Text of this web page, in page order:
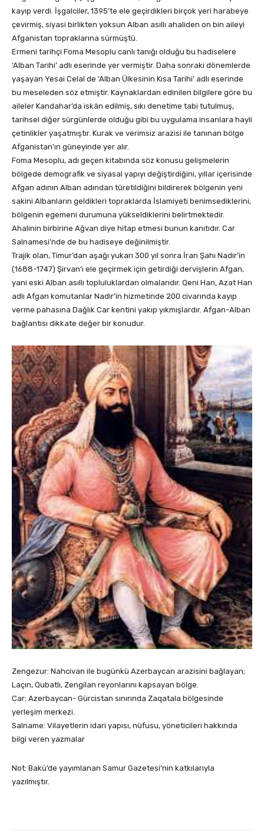
kayıp verdi. İşgalciler, 1395’te ele geçirdikleri birçok yeri harabeye
çevirmiş, siyasi birlikten yoksun Alban asıllı ahaliden on bin aileyi
Afganistan topraklarına sürmüştü.
Ermeni tarihçi Foma Mesoplu canlı tanığı olduğu bu hadiselere
‘Alban Tarihi’ adlı eserinde yer vermiştir. Daha sonraki dönemlerde
yaşayan Yesai Celal de ‘Alban Ülkesinin Kısa Tarihi’ adlı eserinde
bu meseleden söz etmiştir. Kaynaklardan edinilen bilgilere göre bu
aileler Kandahar’da iskân edilmiş, sıkı denetime tabi tutulmuş,
tarihsel diğer sürgünlerde olduğu gibi bu uygulama insanlara hayli
çetinlikler yaşatmıştır. Kurak ve verimsiz arazisi ile tanınan bölge
Afganistan’ın güneyinde yer alır.
Foma Mesoplu, adı geçen kitabında söz konusu gelişmelerin
bölgede demografik ve siyasal yapıyı değiştirdiğini, yıllar içerisinde
Afgan adının Alban adından türetildiğini bildirerek bölgenin yeni
sakini Albanların geldikleri topraklarda İslamiyeti benimsediklerini,
bölgenin egemeni durumuna yükseldiklerini belirtmektedir.
Ahalinin birbirine Ağvan diye hitap etmesi bunun kanıtıdır. Car
Salnamesi’nde de bu hadiseye değinilmiştir.
Trajik olan, Timur’dan aşağı yukarı 300 yıl sonra İran Şahı Nadir’in
(1688-1747) Şirvan’ı ele geçirmek için getirdiği dervişlerin Afgan,
yani eski Alban asıllı topluluklardan olmalarıdır. Qeni Han, Azat Han
adlı Afgan komutanlar Nadir’in hizmetinde 200 civarında kayıp
verme pahasına Dağlık Car kentini yakıp yıkmışlardır. Afgan-Alban
bağlantısı dikkate değer bir konudur.
Zengezur: Nahcivan ile bugünkü Azerbaycan arazisini bağlayan;
Laçın, Qubatlı, Zengilan reyonlarını kapsayan bölge.
Car: Azerbaycan- Gürcistan sınırında Zaqatala bölgesinde
yerleşim merkezi.
Salname: Vilayetlerin idari yapısı, nüfusu, yöneticileri hakkında
bilgi veren yazmalar
Not: Bakü’de yayımlanan Samur Gazetesi’nin katkılarıyla
yazılmıştır.